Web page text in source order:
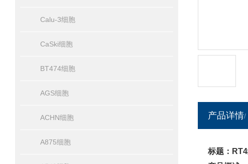
Calu-3细胞
CaSki细胞
BT474细胞
AGS细胞
ACHN细胞
A875细胞
产品详情/
标题：